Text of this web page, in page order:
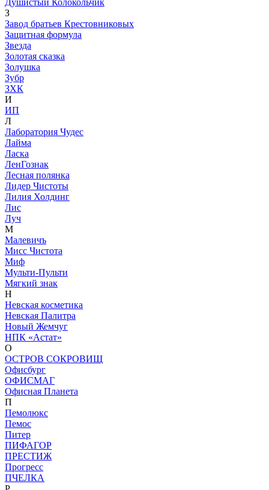
Душистый Колокольчик
З
Завод братьев Крестовниковых
Защитная формула
Звезда
Золотая сказка
Золушка
Зубр
ЗХК
И
ИП
Л
Лаборатория Чудес
Лайма
Ласка
ЛенГознак
Лесная полянка
Лидер Чистоты
Лилия Холдинг
Лис
Луч
М
Малевичъ
Мисс Чистота
Миф
Мульти-Пульти
Мягкий знак
Н
Невская косметика
Невская Палитра
Новый Жемчуг
НПК «Астат»
О
ОСТРОВ СОКРОВИЩ
Офисбург
ОФИСМАГ
Офисная Планета
П
Пемолюкс
Пемос
Питер
ПИФАГОР
ПРЕСТИЖ
Прогресс
ПЧЕЛКА